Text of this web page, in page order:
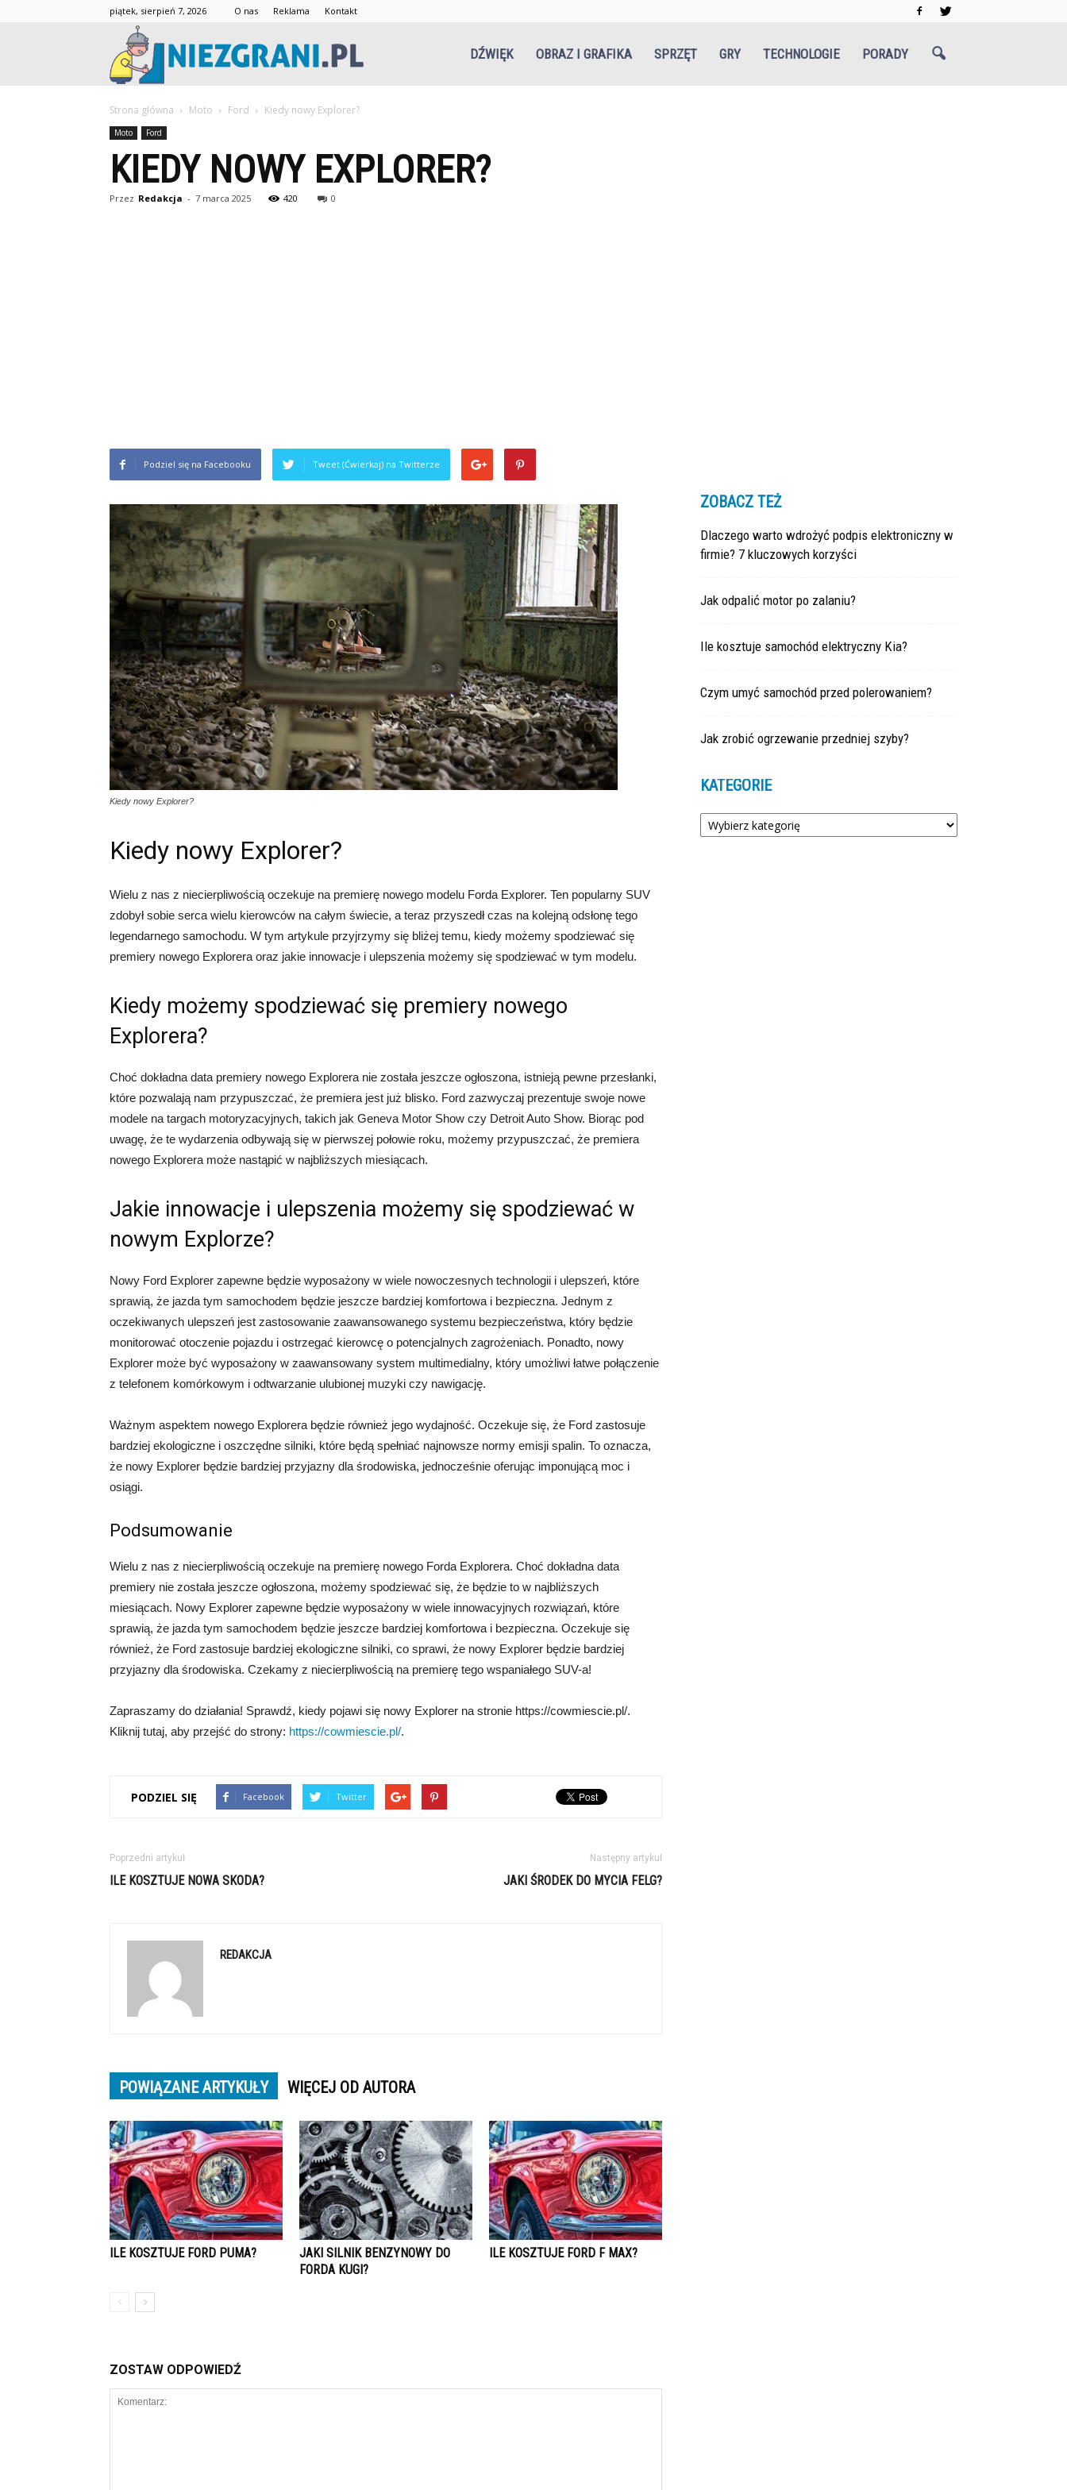
piątek, sierpień 7, 2026 O nas Reklama Kontakt
DŹWIĘK OBRAZ I GRAFIKA SPRZĘT GRY TECHNOLOGIE PORADY
Strona główna Moto Ford Kiedy nowy Explorer?
Moto Ford
KIEDY NOWY EXPLORER?
Przez Redakcja - 7 marca 2025 420 0
Podziel się na Facebooku Tweet (Ćwierkaj) na Twitterze
Kiedy nowy Explorer?
Kiedy nowy Explorer?
Wielu z nas z niecierpliwością oczekuje na premierę nowego modelu Forda Explorer. Ten popularny SUV
zdobył sobie serca wielu kierowców na całym świecie, a teraz przyszedł czas na kolejną odsłonę tego
legendarnego samochodu. W tym artykule przyjrzymy się bliżej temu, kiedy możemy spodziewać się
premiery nowego Explorera oraz jakie innowacje i ulepszenia możemy się spodziewać w tym modelu.
Kiedy możemy spodziewać się premiery nowego
Explorera?
Choć dokładna data premiery nowego Explorera nie została jeszcze ogłoszona, istnieją pewne przesłanki,
które pozwalają nam przypuszczać, że premiera jest już blisko. Ford zazwyczaj prezentuje swoje nowe
modele na targach motoryzacyjnych, takich jak Geneva Motor Show czy Detroit Auto Show. Biorąc pod
uwagę, że te wydarzenia odbywają się w pierwszej połowie roku, możemy przypuszczać, że premiera
nowego Explorera może nastąpić w najbliższych miesiącach.
Jakie innowacje i ulepszenia możemy się spodziewać w
nowym Explorze?
Nowy Ford Explorer zapewne będzie wyposażony w wiele nowoczesnych technologii i ulepszeń, które
sprawią, że jazda tym samochodem będzie jeszcze bardziej komfortowa i bezpieczna. Jednym z
oczekiwanych ulepszeń jest zastosowanie zaawansowanego systemu bezpieczeństwa, który będzie
monitorować otoczenie pojazdu i ostrzegać kierowcę o potencjalnych zagrożeniach. Ponadto, nowy
Explorer może być wyposażony w zaawansowany system multimedialny, który umożliwi łatwe połączenie
z telefonem komórkowym i odtwarzanie ulubionej muzyki czy nawigację.
Ważnym aspektem nowego Explorera będzie również jego wydajność. Oczekuje się, że Ford zastosuje
bardziej ekologiczne i oszczędne silniki, które będą spełniać najnowsze normy emisji spalin. To oznacza,
że nowy Explorer będzie bardziej przyjazny dla środowiska, jednocześnie oferując imponującą moc i
osiągi.
Podsumowanie
Wielu z nas z niecierpliwością oczekuje na premierę nowego Forda Explorera. Choć dokładna data
premiery nie została jeszcze ogłoszona, możemy spodziewać się, że będzie to w najbliższych
miesiącach. Nowy Explorer zapewne będzie wyposażony w wiele innowacyjnych rozwiązań, które
sprawią, że jazda tym samochodem będzie jeszcze bardziej komfortowa i bezpieczna. Oczekuje się
również, że Ford zastosuje bardziej ekologiczne silniki, co sprawi, że nowy Explorer będzie bardziej
przyjazny dla środowiska. Czekamy z niecierpliwością na premierę tego wspaniałego SUV-a!
Zapraszamy do działania! Sprawdź, kiedy pojawi się nowy Explorer na stronie https://cowmiescie.pl/.
Kliknij tutaj, aby przejść do strony: https://cowmiescie.pl/.
PODZIEL SIĘ Facebook Twitter
Poprzedni artykuł
ILE KOSZTUJE NOWA SKODA?
Następny artykuł
JAKI ŚRODEK DO MYCIA FELG?
REDAKCJA
POWIĄZANE ARTYKUŁY WIĘCEJ OD AUTORA
ILE KOSZTUJE FORD PUMA?
JAKI SILNIK BENZYNOWY DO
FORDA KUGI?
ILE KOSZTUJE FORD F MAX?
ZOSTAW ODPOWIEDŹ
ZOBACZ TEŻ
Dlaczego warto wdrożyć podpis elektroniczny w
firmie? 7 kluczowych korzyści
Jak odpalić motor po zalaniu?
Ile kosztuje samochód elektryczny Kia?
Czym umyć samochód przed polerowaniem?
Jak zrobić ogrzewanie przedniej szyby?
KATEGORIE
Kategorie